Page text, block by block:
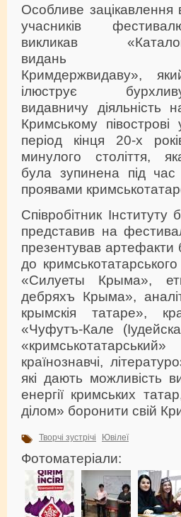
Особливе зацікавлення
учасників
викликав
видань
Кримдержвидаву»,
ілюструє
видавничу діяльність
Кримському півострові
період кінця 20-х
минулого століття,
була зупинена під час
проявами
Співробітник Інституту
представив на
презентував артефакти
до
«Силуеты Крыма»,
дебряхъ Крыма»,
крымскія татаре»,
«Чуфутъ-Кале
країнознавчі,
які дають можливість
енергії кримських
ділом» боронити свій
Творчі зустрічі Ювілеї
Фотоматеріали: